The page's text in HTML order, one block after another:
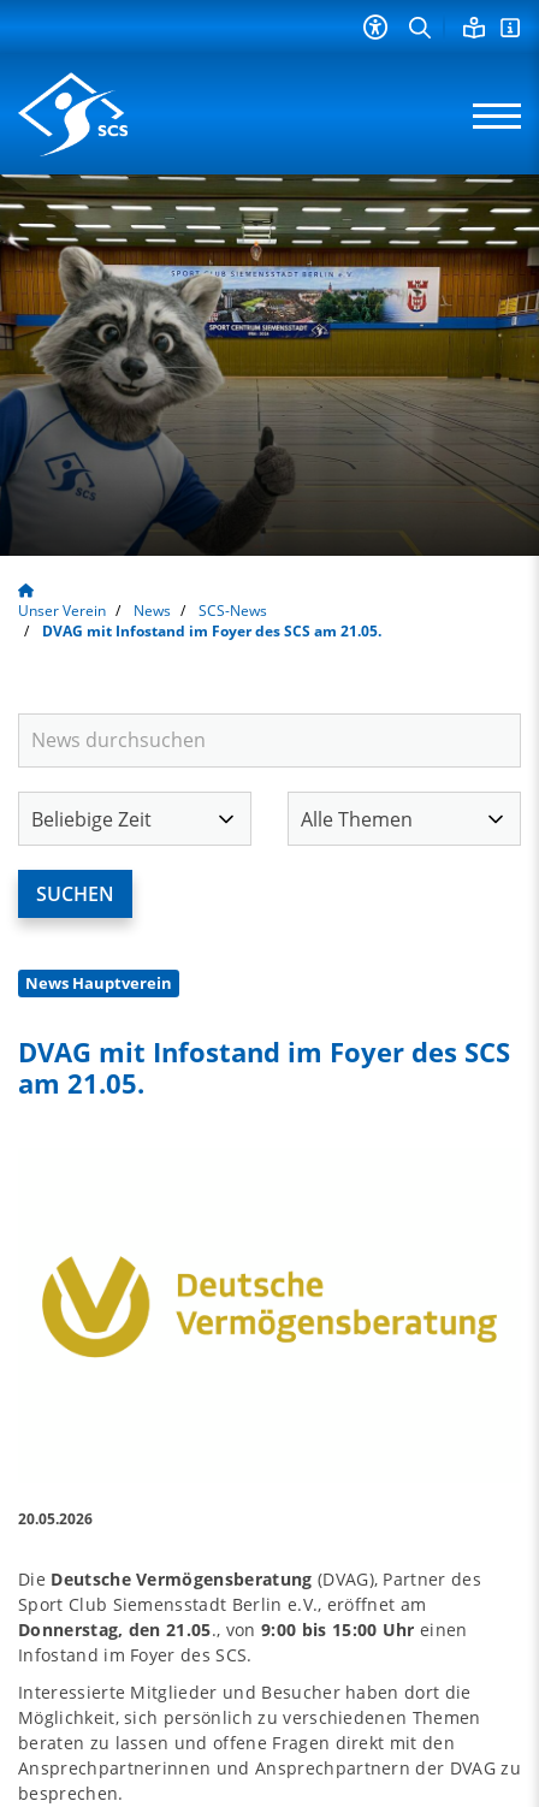
Unser Verein News
SCS-News
DVAG mit Infostand im Foyer des SCS am 21.05.
News Hauptverein
DVAG mit Infostand im Foyer des SCS
am 21.05.
20.05.2026
Die Deutsche Vermögensberatung (DVAG), Partner des
Sport Club Siemensstadt Berlin e.V., eröffnet am
Donnerstag, den 21.05., von 9:00 bis 15:00 Uhr einen
Infostand im Foyer des SCS.
Interessierte Mitglieder und Besucher haben dort die
Möglichkeit, sich persönlich zu verschiedenen Themen
beraten zu lassen und offene Fragen direkt mit den
Ansprechpartnerinnen und Ansprechpartnern der DVAG zu
besprechen.